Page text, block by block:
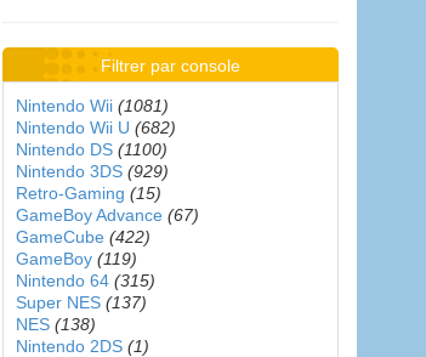
Filtrer par console
Nintendo Wii (1081)
Nintendo Wii U (682)
Nintendo DS (1100)
Nintendo 3DS (929)
Retro-Gaming (15)
GameBoy Advance (67)
GameCube (422)
GameBoy (119)
Nintendo 64 (315)
Super NES (137)
NES (138)
Nintendo 2DS (1)